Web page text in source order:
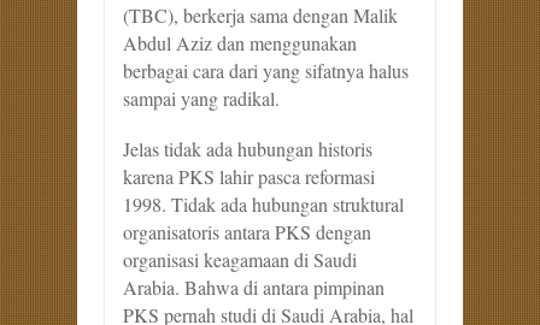
(TBC), berkerja sama dengan Malik
Abdul Aziz dan menggunakan
berbagai cara dari yang sifatnya halus
sampai yang radikal.
Jelas tidak ada hubungan historis
karena PKS lahir pasca reformasi
1998. Tidak ada hubungan struktural
organisatoris antara PKS dengan
organisasi keagamaan di Saudi
Arabia. Bahwa di antara pimpinan
PKS pernah studi di Saudi Arabia, hal